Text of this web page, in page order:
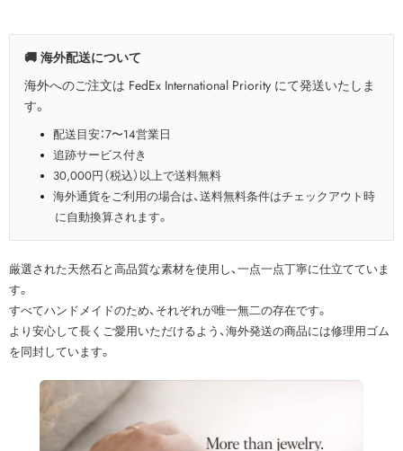
🚚 海外配送について
海外へのご注文は FedEx International Priority にて発送いたしま
す。
配送目安：7〜14営業日
追跡サービス付き
30,000円（税込）以上で送料無料
海外通貨をご利用の場合は、送料無料条件はチェックアウト時
に自動換算されます。
厳選された天然石と高品質な素材を使用し、一点一点丁寧に仕立てていま
す。
すべてハンドメイドのため、それぞれが唯一無二の存在です。
より安心して長くご愛用いただけるよう、海外発送の商品には修理用ゴム
を同封しています。